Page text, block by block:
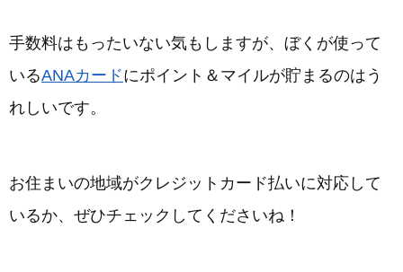
手数料はもったいない気もしますが、ぼくが使って
いるANAカードにポイント＆マイルが貯まるのはう
れしいです。
お住まいの地域がクレジットカード払いに対応して
いるか、ぜひチェックしてくださいね！